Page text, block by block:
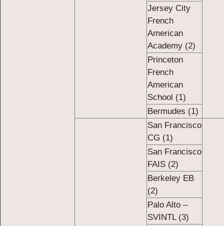
Jersey City
French
American
Academy (2)
Princeton
French
American
School (1)
Bermudes (1)
San Francisco
CG (1)
San Francisco
FAIS (2)
Berkeley EB
(2)
Palo Alto –
SVINTL (3)